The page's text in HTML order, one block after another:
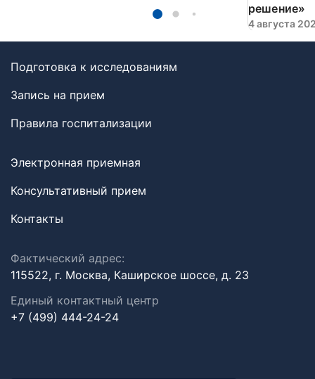
решение»
4 августа
Подготовка к исследованиям
Запись на прием
Правила госпитализации
Электронная приемная
Консультативный прием
Контакты
Фактический адрес:
115522, г. Москва, Каширское шоссе, д. 23
Единый контактный центр
+7 (499) 444-24-24